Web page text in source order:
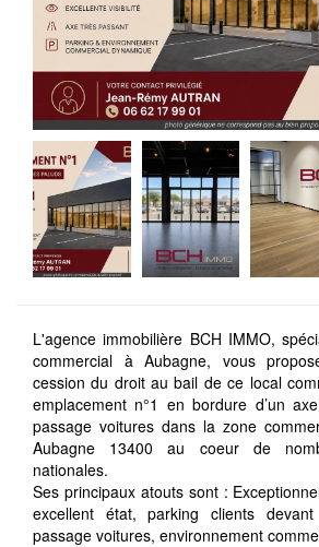
L'agence immobilière BCH IMMO,
commercial à Aubagne, vous
cession du droit au bail de ce local
emplacement n°1 en bordure d’un
passage voitures dans la zone
Aubagne 13400 au coeur de
nationales.
Ses principaux atouts sont :
excellent état, parking clients
passage voitures, environnement